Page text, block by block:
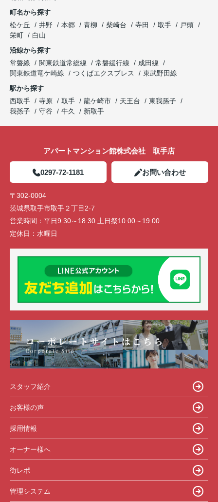
町名から探す
松ケ丘
井野 本郷 青柳 柴崎台 寺田 取手
戸頭
栄町
白山
沿線から探す
常磐線
関東鉄道常総線 常磐緩行線
成田線
関東鉄道竜ケ崎線
つくばエクスプレス
東武野田線
駅から探す
西取手
寺原 取手 龍ケ崎市 天王台
東我孫子
我孫子
守谷 牛久 新取手
アパートマンション館株式会社 取手店
0297-72-1181 お問い合わせ
〒302-0004
茨城県取手市取手２丁目2-7
営業時間： 平日9:30～18:30 土日祭10:00～19:00
定休日： 水曜日
スタッフ紹介
お客様の声
採用情報
オーナー様へ
街レポ
管理システム